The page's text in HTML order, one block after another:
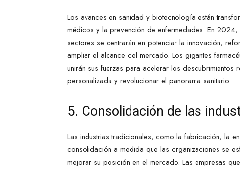
Los avances en sanidad y biotecnología están
médicos y la prevención de enfermedades. En
sectores se centrarán en potenciar la innovación,
ampliar el alcance del mercado. Los gigantes
unirán sus fuerzas para acelerar los descubrimientos
personalizada y revolucionar el panorama sanitario.
5. Consolidación de las
Las industrias tradicionales, como la fabricación, la
consolidación a medida que las organizaciones se
mejorar su posición en el mercado. Las empresas